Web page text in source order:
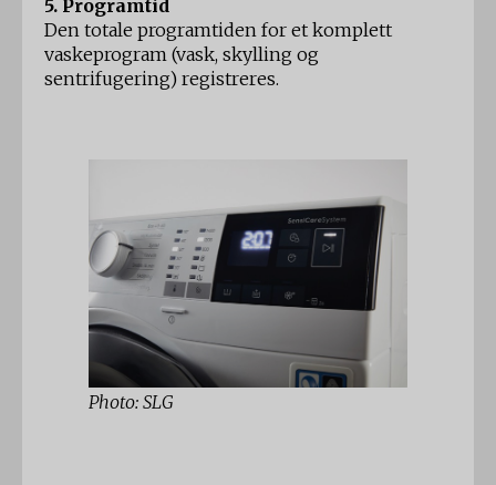
5. Programtid
Den totale programtiden for et komplett
vaskeprogram (vask, skylling og
sentrifugering) registreres.
Photo: SLG